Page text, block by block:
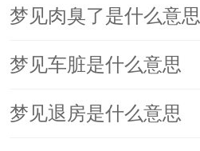
梦见肉臭了是什么意思
梦见车脏是什么意思
梦见退房是什么意思